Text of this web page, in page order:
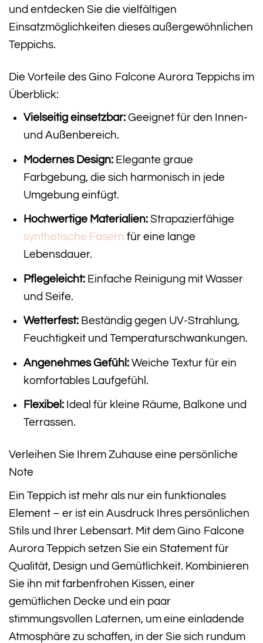
und entdecken Sie die vielfältigen
Einsatzmöglichkeiten dieses außergewöhnlichen
Teppichs.
Die Vorteile des Gino Falcone Aurora Teppichs im
Überblick:
Vielseitig einsetzbar:Geeignet für den Innen-
und Außenbereich.
Modernes Design:Elegante graue
Farbgebung, die sich harmonisch in jede
Umgebung einfügt.
Hochwertige Materialien:Strapazierfähige
synthetische Fasern für eine lange
Lebensdauer.
Pflegeleicht:Einfache Reinigung mit Wasser
und Seife.
Wetterfest:Beständig gegen UV-Strahlung,
Feuchtigkeit und Temperaturschwankungen.
Angenehmes Gefühl:Weiche Textur für ein
komfortables Laufgefühl.
Flexibel:Ideal für kleine Räume, Balkone und
Terrassen.
Verleihen Sie Ihrem Zuhause eine persönliche
Note
Ein Teppich ist mehr als nur ein funktionales
Element – er ist ein Ausdruck Ihres persönlichen
Stils und Ihrer Lebensart. Mit dem Gino Falcone
Aurora Teppich setzen Sie ein Statement für
Qualität, Design und Gemütlichkeit. Kombinieren
Sie ihn mit farbenfrohen Kissen, einer
gemütlichen Decke und ein paar
stimmungsvollen Laternen, um eine einladende
Atmosphäre zu schaffen, in der Sie sich rundum